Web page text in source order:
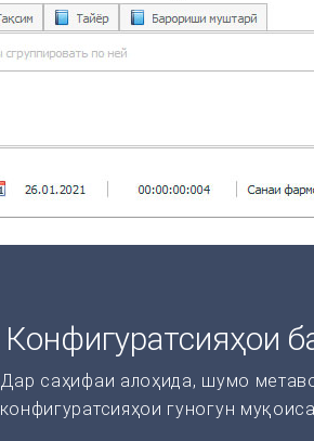
Конфигуратсияҳои
Дар саҳифаи алоҳида, шумо
конфигуратсияҳои гуногун муқоиса